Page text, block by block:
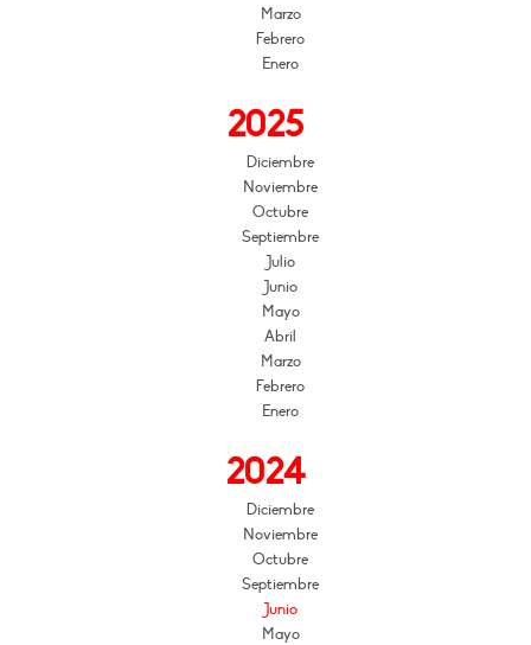
Marzo
Febrero
Enero
2025
Diciembre
Noviembre
Octubre
Septiembre
Julio
Junio
Mayo
Abril
Marzo
Febrero
Enero
2024
Diciembre
Noviembre
Octubre
Septiembre
Junio
Mayo